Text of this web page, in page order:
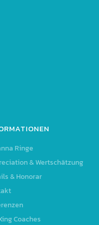
Ringe
& Wertschätzung
& Honorar
Coaches